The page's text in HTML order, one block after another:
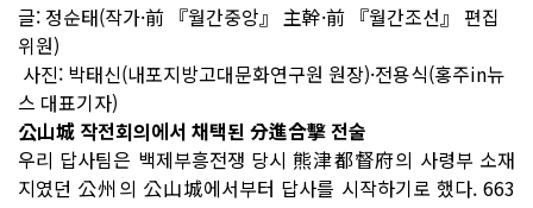
글: 정순태(작가·前 『월간중앙』 主幹·前 『월간조선』 편집
위원)
사진: 박태신(내포지방고대문화연구원 원장)·전용식(홍주in뉴
스 대표기자)
公山城 작전회의에서 채택된 分進合擊 전술
우리 답사팀은 백제부흥전쟁 당시 熊津都督府의 사령부 소재
지였던 公州의 公山城에서부터 답사를 시작하기로 했다. 663